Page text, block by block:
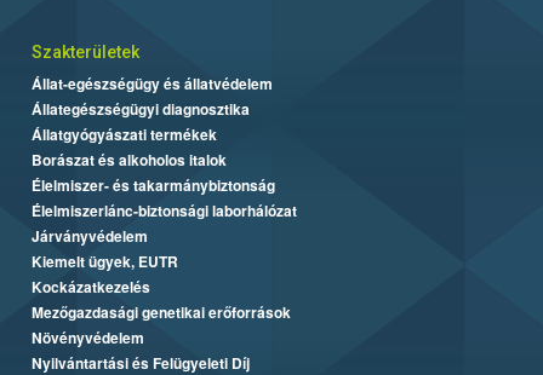
Szakterületek
Állat-egészségügy és állatvédelem
Állategészségügyi diagnosztika
Állatgyógyászati termékek
Borászat és alkoholos italok
Élelmiszer- és takarmánybiztonság
Élelmiszerlánc-biztonsági laborhálózat
Járványvédelem
Kiemelt ügyek, EUTR
Kockázatkezelés
Mezőgazdasági genetikai erőforrások
Növényvédelem
Nyilvántartási és Felügyeleti Díj